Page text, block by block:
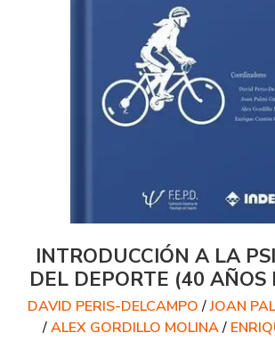
INTRODUCCIÓN A LA
DEL DEPORTE (40 AÑOS
DAVID PERIS-DELCAMPO/JOAN
/ALEX GORDILLO MOLINA/